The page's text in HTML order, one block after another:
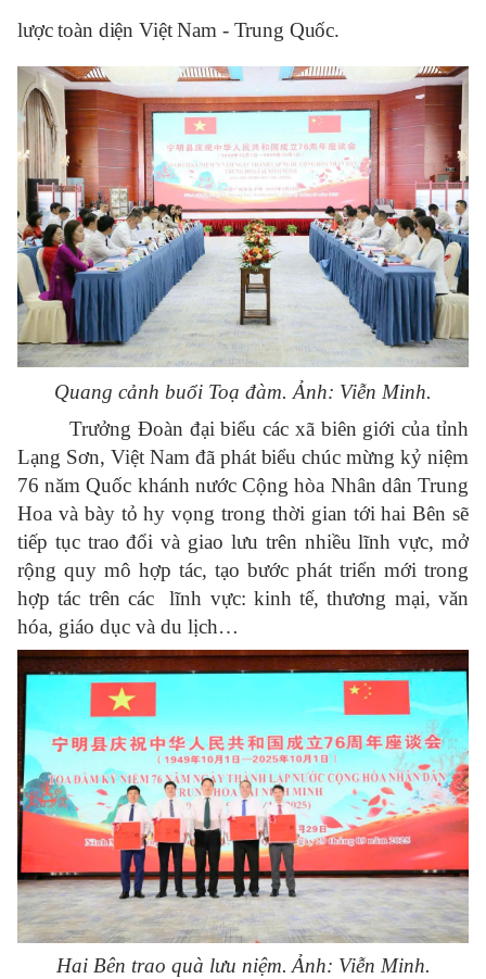
lược toàn diện Việt Nam - Trung Quốc.
Quang cảnh buổi Toạ đàm. Ảnh: Viễn Minh.
Trưởng Đoàn đại biểu các xã biên giớicủa tỉnh
Lạng Sơn, Việt Nam đãphát biểu chúc mừng kỷ niệm
76 năm Quốc khánh nước Cộng hòa Nhân dân Trung
Hoa và bày tỏ hy vọng trong thời gian tới hai Bên sẽ
tiếp tục trao đổi và giao lưu trên nhiều lĩnh vực, mở
rộng quy mô hợp tác, tạo bước phát triển mới trong
hợp tác trên các lĩnh vực: kinh tế, thương mại,văn
hóa, giáo dục và du lịch…
Hai Bên trao quà lưu niệm. Ảnh: Viễn Minh.